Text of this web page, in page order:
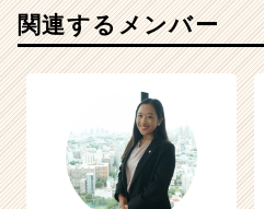
関連するメンバー